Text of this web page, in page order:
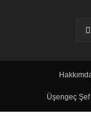
Üşengeç Şef